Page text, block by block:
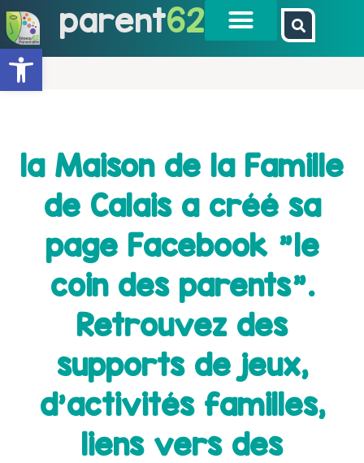
Ouvrir la barre d’outils
parent62
la Maison de la Famille
de Calais a créé sa
page Facebook "le
coin des parents".
Retrouvez des
supports de jeux,
d'activités familles,
liens vers des